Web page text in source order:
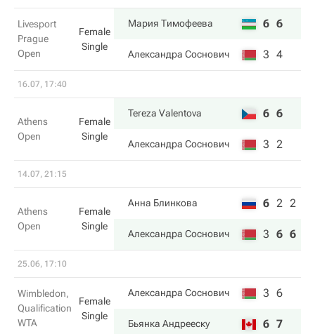
Livesport
Prague
Open
Female
Single
Мария Тимофеева 6 6
Александра Соснович 3 4
16.07, 17:40
Athens
Open
Female
Single
Tereza Valentova 6 6
Александра Соснович 3 2
14.07, 21:15
Athens
Open
Female
Single
Анна Блинкова 6 2 2
Александра Соснович 3 6 6
25.06, 17:10
Wimbledon,
Qualification
WTA
Female
Single
Александра Соснович 3 6
Бьянка Андрееску 6 7